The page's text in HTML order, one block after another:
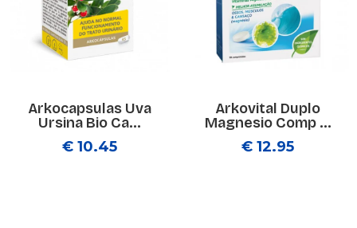
Arkocapsulas Uva
Ursina Bio Ca...
€ 10.45
Arkovital Duplo
Magnesio Comp ...
€ 12.95